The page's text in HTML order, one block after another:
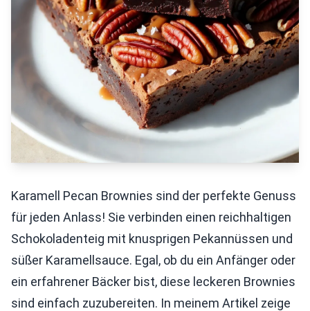
Karamell Pecan Brownies sind der perfekte Genuss
für jeden Anlass! Sie verbinden einen reichhaltigen
Schokoladenteig mit knusprigen Pekannüssen und
süßer Karamellsauce. Egal, ob du ein Anfänger oder
ein erfahrener Bäcker bist, diese leckeren Brownies
sind einfach zuzubereiten. In meinem Artikel zeige